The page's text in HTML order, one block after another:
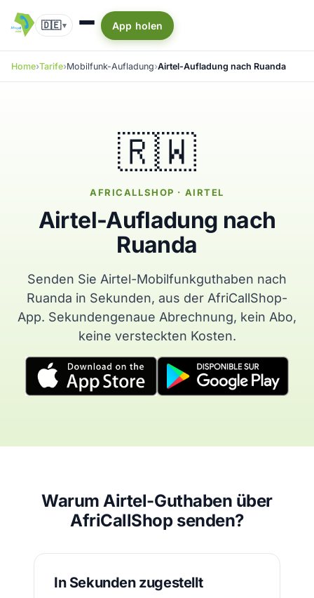
🇩🇪▾ App holen
Home Tarife Mobilfunk-Aufladung Airtel-Aufladung nach Ruanda
🇷🇼
AFRICALLSHOP · AIRTEL
Airtel-Aufladung nach
Ruanda
Senden Sie Airtel-Mobilfunkguthaben nach
Ruanda in Sekunden, aus der AfriCallShop-
App. Sekundengenaue Abrechnung, kein Abo,
keine versteckten Kosten.
Warum Airtel-Guthaben über
AfriCallShop senden?
In Sekunden zugestellt